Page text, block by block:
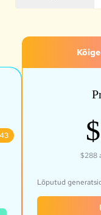
$288
Lõputud